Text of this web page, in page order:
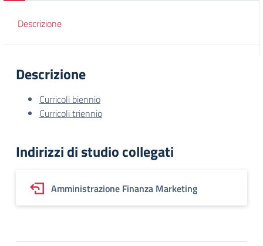
Descrizione
Descrizione
Curricoli biennio
Curricoli triennio
Indirizzi di studio collegati
Amministrazione Finanza Marketing